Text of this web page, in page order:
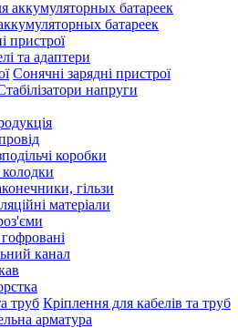
батареек
пристрої
та адаптери
Сонячні зарядні пристрої
напруги
коробки
гільзи
матеріали
канал
Кріплення для кабелів та труб
арматура